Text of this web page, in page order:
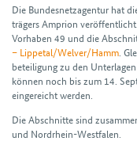
Die Bundesnetzagentur hat
trägers Amprion
Vorhaben 49 und die
– Lippetal/Welver/Hamm .
beteiligung zu den
können noch bis zum 14.
eingereicht werden.
Die Abschnitte sind
und Nordrhein-Westfalen.